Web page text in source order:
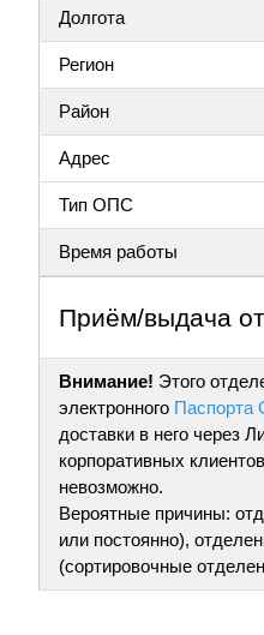
Долгота
Регион
Район
Адрес
Тип ОПС
Время работы
Приём/выдача
Внимание! Этого
электронного
доставки в него через
корпоративных
невозможно.
Вероятные причины:
или постоянно),
(сортировочные